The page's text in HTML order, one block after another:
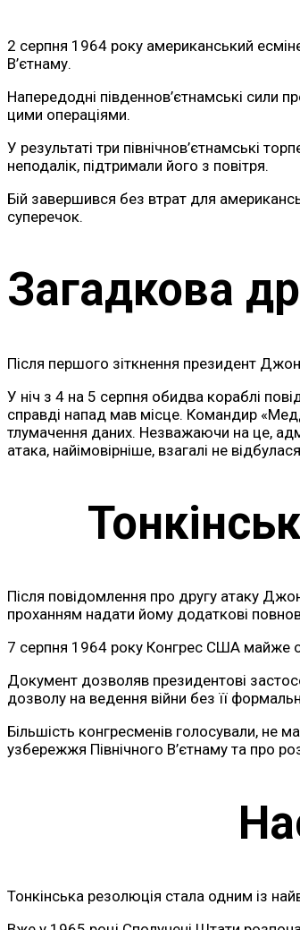
2 серпня 1964 року американський
В’єтнаму.
Напередодні південнов’єтнамські сили
цими операціями.
У результаті три північнов’єтнамські
неподалік, підтримали його з повітря.
Бій завершився без втрат для
суперечок.
Загадкова
Після першого зіткнення президент
У ніч з 4 на 5 серпня обидва кораблі
справді напад мав місце. Командир
тлумачення даних. Незважаючи на це,
атака, найімовірніше, взагалі не
Після повідомлення про другу атаку
проханням надати йому додаткові
7 серпня 1964 року Конгрес США майже
Документ дозволяв президентові
дозволу на ведення війни без її
Більшість конгресменів голосували, не
узбережжя Північного В’єтнаму та про
Тонкінська резолюція стала одним із